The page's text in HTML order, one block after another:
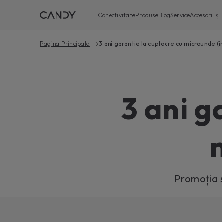
ConectivitateProduseBlogServiceAccesorii și
Pagina Principala 3 ani garantie la cuptoare cu microunde
3 ani
Promoția